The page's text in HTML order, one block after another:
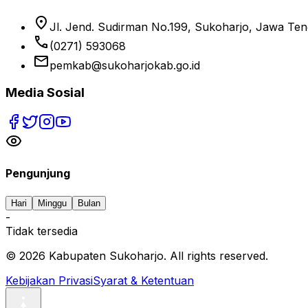
location_on Jl. Jend. Sudirman No.199, Sukoharjo, Jawa
phone (0271) 593068
emailpemkab@sukoharjokab.go.id
Media Sosial
Pengunjung
Hari Minggu Bulan
-
Tidak tersedia
© 2026 Kabupaten Sukoharjo. All rights reserved.
Kebijakan PrivasiSyarat & Ketentuan